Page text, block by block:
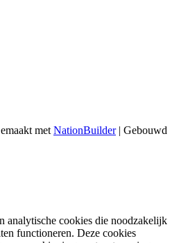
met NationBuilder| Gebouwd
analytische cookies die noodzakelijk
functioneren. Deze cookies